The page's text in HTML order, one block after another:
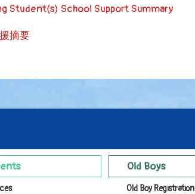
Student(s) School Support Summary
摘要
Old Boys
Old Boy Registration